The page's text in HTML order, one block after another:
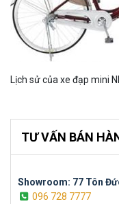
Lịch sử của xe đạp mini
TƯ VẤN BÁN
Showroom: 77 Tôn
096 728 7777